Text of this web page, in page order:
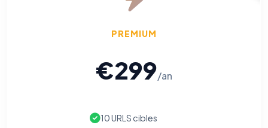
PREMIUM
€299/an
10 URLS cibles